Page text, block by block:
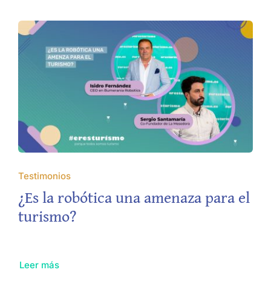
Testimonios
¿Es la robótica una amenaza para el
turismo?
Leer más